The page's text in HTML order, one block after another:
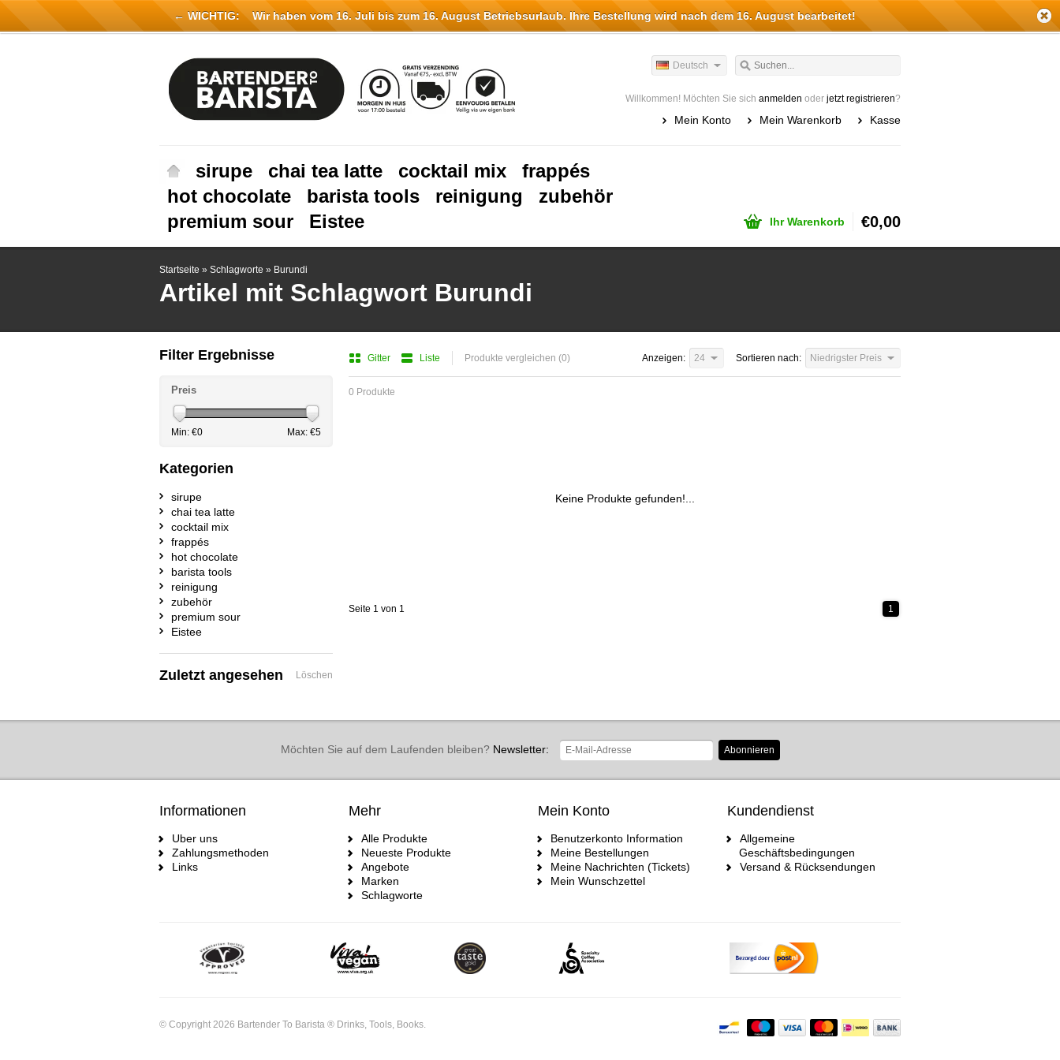
Deutsch
Willkommen! Möchten Sie sich anmelden oder jetzt registrieren?
Mein Konto Mein Warenkorb Kasse
sirupe chai tea latte cocktail mix
frappés
hot chocolate
barista tools reinigung
zubehör
premium sour
Eistee Ihr Warenkorb €0,00
Startseite » Schlagworte » Burundi
Artikel mit Schlagwort Burundi
Gitter Liste Produkte vergleichen (0) Sortieren nach: Niedrigster Preis
Anzeigen: 24
0 Produkte
Keine Produkte gefunden!...
Seite 1 von 1 1
Filter Ergebnisse
Preis
Min: €0 Max: €5
Kategorien
sirupe
chai tea latte
cocktail mix
frappés
hot chocolate
barista tools
reinigung
zubehör
premium sour
Eistee
Zuletzt angesehen Löschen
Möchten Sie auf dem Laufenden bleiben?Newsletter: Abonnieren
Informationen
Uber uns
Zahlungsmethoden
Links
Mehr
Alle Produkte
Neueste Produkte
Angebote
Marken
Schlagworte
Mein Konto
Benutzerkonto Information
Meine Bestellungen
Meine Nachrichten (Tickets)
Mein Wunschzettel
Kundendienst
Allgemeine
Geschäftsbedingungen
Versand & Rücksendungen
© Copyright 2026 Bartender To Barista ® Drinks, Tools, Books.
← WICHTIG:Wir haben vom 16. Juli bis zum 16. August Betriebsurlaub. Ihre Bestellung wird nach dem 16. August bearbeitet!